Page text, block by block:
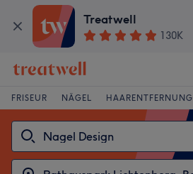
Treatwell
130K
FRISEUR NÄGEL HAARENTFERNUNG